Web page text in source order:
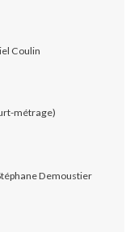
Coulin
métrage)
Demoustier